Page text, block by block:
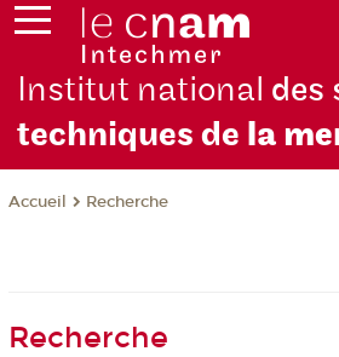
Institut national des
techniques de la
Accueil Recherche
Recherche